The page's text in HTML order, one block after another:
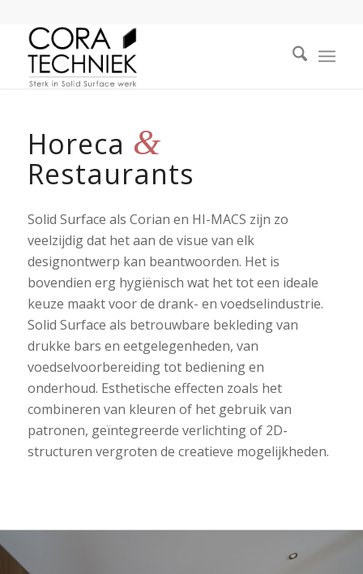
Horeca &
Restaurants
Solid Surface als Corian en HI-MACS zijn zo
veelzijdig dat het aan de visue van elk
designontwerp kan beantwoorden. Het is
bovendien erg hygiënisch wat het tot een ideale
keuze maakt voor de drank- en voedselindustrie.
Solid Surface als betrouwbare bekleding van
drukke bars en eetgelegenheden, van
voedselvoorbereiding tot bediening en
onderhoud. Esthetische effecten zoals het
combineren van kleuren of het gebruik van
patronen, geïntegreerde verlichting of 2D-
structuren vergroten de creatieve mogelijkheden.